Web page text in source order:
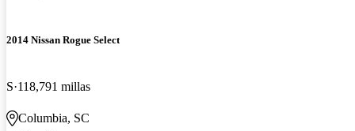
2014 Nissan Rogue Select
S 118,791 millas
Columbia, SC